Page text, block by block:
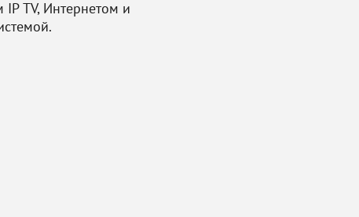
ТV, Интернетом и